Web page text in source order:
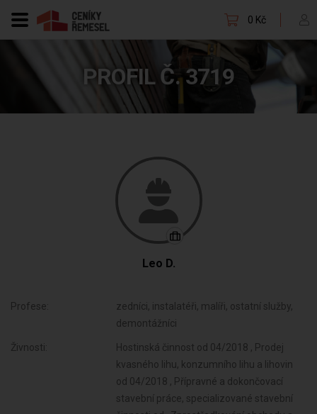
0 Kč
PROFIL Č. 3719
Leo D.
Profese:
zedníci, instalatéři, malíři, ostatní služby,
demontážníci
Živnosti:
Hostinská činnost od 04/2018 , Prodej
kvasného lihu, konzumního lihu a lihovin
od 04/2018 , Přípravné a dokončovací
stavební práce, specializované stavební